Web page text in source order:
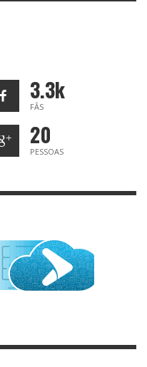
3.3k
FÃS
20
PESSOAS